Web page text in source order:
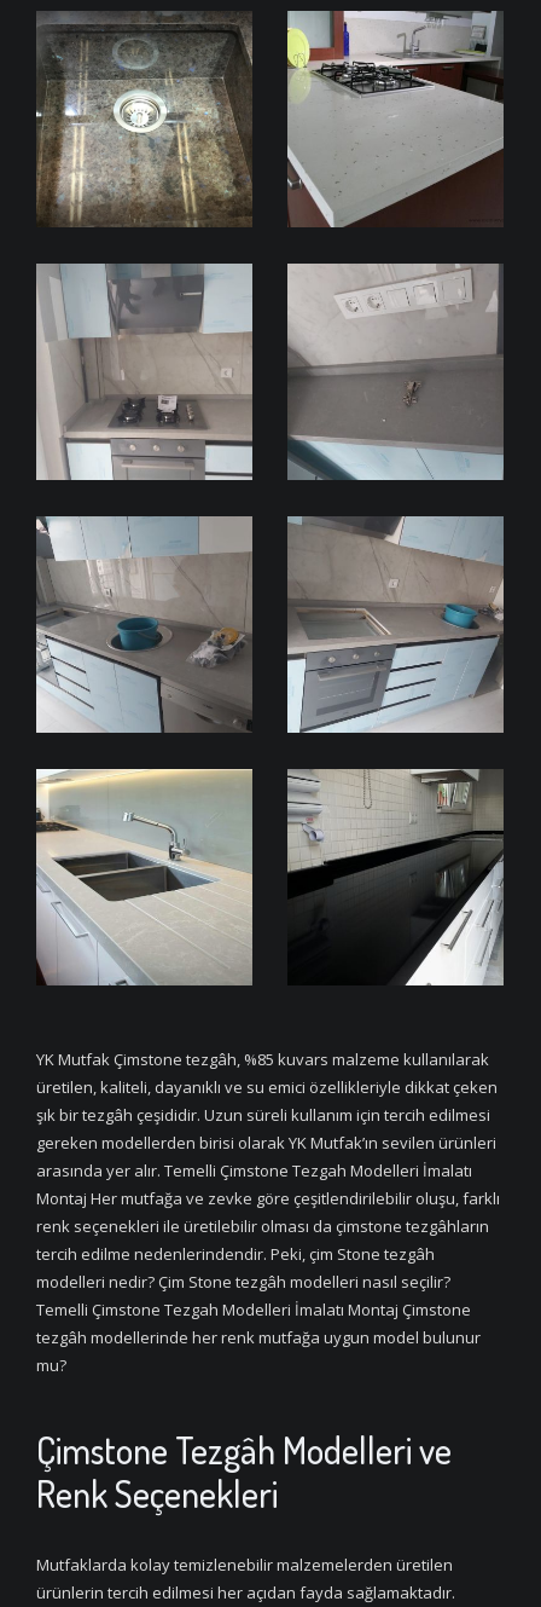
YK Mutfak Çimstone tezgâh, %85 kuvars malzeme kullanılarak
üretilen, kaliteli, dayanıklı ve su emici özellikleriyle dikkat çeken
şık bir tezgâh çeşididir. Uzun süreli kullanım için tercih edilmesi
gereken modellerden birisi olarak YK Mutfak’ın sevilen ürünleri
arasında yer alır. Temelli Çimstone Tezgah Modelleri İmalatı
Montaj Her mutfağa ve zevke göre çeşitlendirilebilir oluşu, farklı
renk seçenekleri ile üretilebilir olması da çimstone tezgâhların
tercih edilme nedenlerindendir. Peki, çim Stone tezgâh
modelleri nedir? Çim Stone tezgâh modelleri nasıl seçilir?
Temelli Çimstone Tezgah Modelleri İmalatı Montaj Çimstone
tezgâh modellerinde her renk mutfağa uygun model bulunur
mu?
Çimstone Tezgâh Modelleri ve
Renk Seçenekleri
Mutfaklarda kolay temizlenebilir malzemelerden üretilen
ürünlerin tercih edilmesi her açıdan fayda sağlamaktadır.